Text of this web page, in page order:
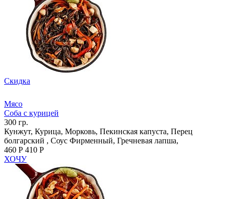
Скидка
Мясо
Соба с курицей
300 гр.
Кунжут, Курица, Морковь, Пекинская капуста, Перец
болгарский , Соус Фирменный, Гречневая лапша,
460 Р 410 Р
ХОЧУ